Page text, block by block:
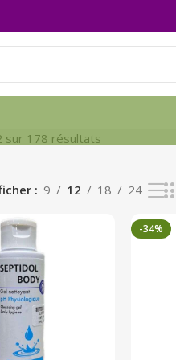
sur 178 résultats
9 12 18 24
-34%